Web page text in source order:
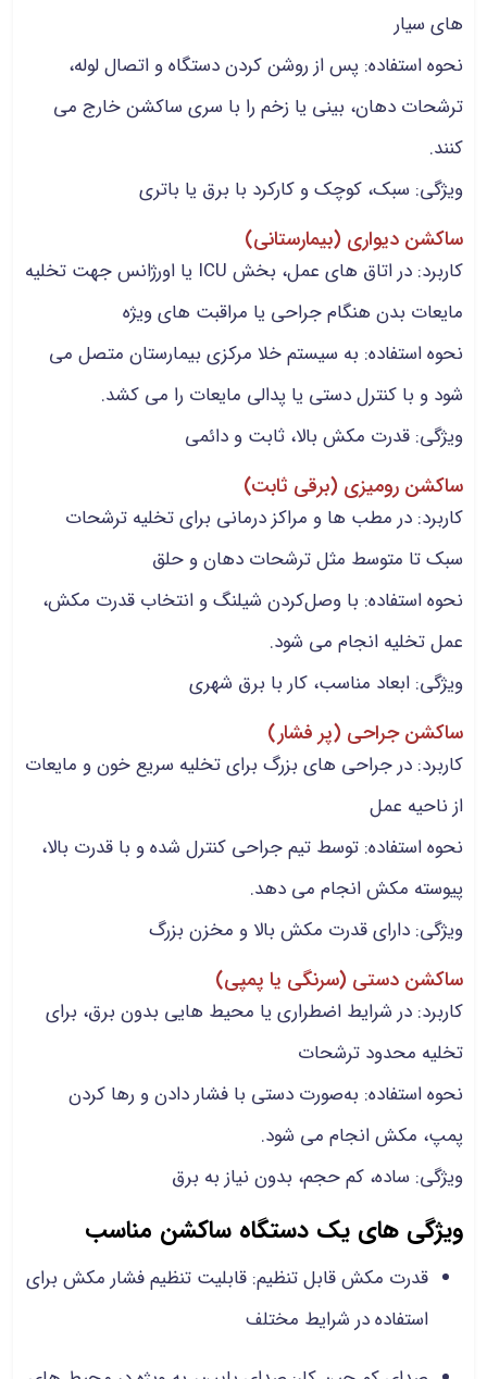
های سیار
نحوه استفاده: پس از روشن کردن دستگاه و اتصال لوله،
ترشحات دهان، بینی یا زخم را با سری ساکشن خارج می
کنند.
ویژگی: سبک، کوچک و کارکرد با برق یا باتری
ساکشن دیواری (بیمارستانی)
کاربرد: در اتاق های عمل، بخش ICU یا اورژانس جهت تخلیه
مایعات بدن هنگام جراحی یا مراقبت های ویژه
نحوه استفاده: به سیستم خلا مرکزی بیمارستان متصل می
شود و با کنترل دستی یا پدالی مایعات را می کشد.
ویژگی: قدرت مکش بالا، ثابت و دائمی
ساکشن رومیزی (برقی ثابت)
کاربرد: در مطب ها و مراکز درمانی برای تخلیه ترشحات
سبک تا متوسط مثل ترشحات دهان و حلق
نحوه استفاده: با وصل‌کردن شیلنگ و انتخاب قدرت مکش،
عمل تخلیه انجام می شود.
ویژگی: ابعاد مناسب، کار با برق شهری
ساکشن جراحی (پر فشار)
کاربرد: در جراحی های بزرگ برای تخلیه سریع خون و مایعات
از ناحیه عمل
نحوه استفاده: توسط تیم جراحی کنترل شده و با قدرت بالا،
پیوسته مکش انجام می دهد.
ویژگی: دارای قدرت مکش بالا و مخزن بزرگ
ساکشن دستی (سرنگی یا پمپی)
کاربرد: در شرایط اضطراری یا محیط هایی بدون برق، برای
تخلیه محدود ترشحات
نحوه استفاده: به‌صورت دستی با فشار دادن و رها کردن
پمپ، مکش انجام می شود.
ویژگی: ساده، کم حجم، بدون نیاز به برق
ویژگی های یک دستگاه ساکشن مناسب
قدرت مکش قابل تنظیم: قابلیت تنظیم فشار مکش برای
استفاده در شرایط مختلف